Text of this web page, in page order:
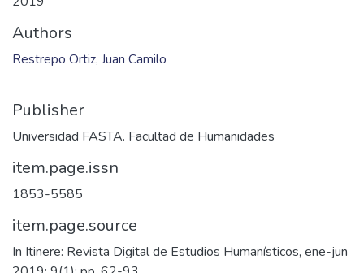
Files
2019-9(1),62-93.pdf(411.08 KB)
Restrepo Ortiz, Juan Camilo
Publisher
Universidad FASTA. Facultad de Humanidades